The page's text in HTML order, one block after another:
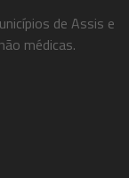
de Assis e
médicas.